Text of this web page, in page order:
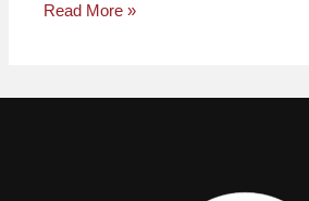
Read More »